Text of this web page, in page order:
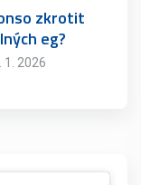
zkrotit
eg?
1. 2026